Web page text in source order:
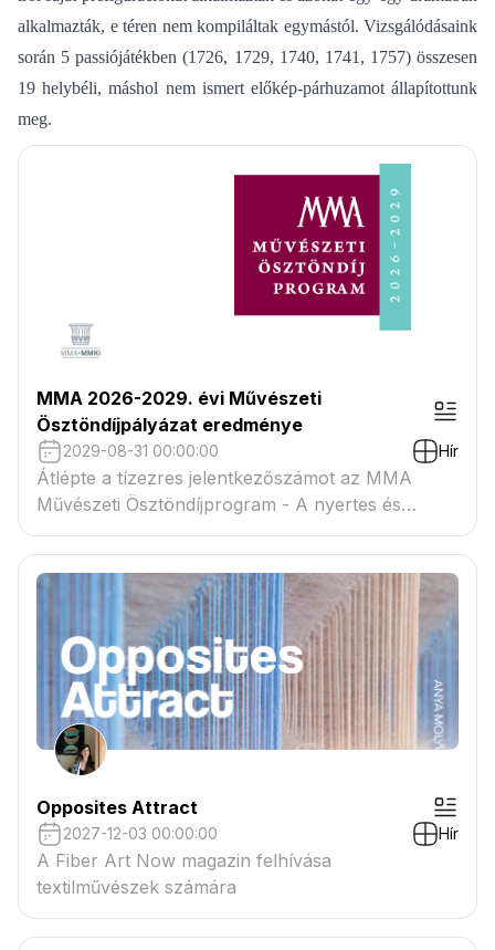
alkalmazták, e téren nem kompiláltak egymástól. Vizsgálódásaink
során 5 passiójátékben (1726, 1729, 1740, 1741, 1757) összesen
19 helybéli, máshol nem ismert előkép-párhuzamot állapítottunk
meg.
MMA 2026-2029. évi Művészeti
Ösztöndíjpályázat eredménye
2029-08-31 00:00:00 Hír
Átlépte a tízezres jelentkezőszámot az MMA
Művészeti Ösztöndíjprogram - A nyertes és
tartaléklistás pályázók névsora megtekinthető a
csatolmányban
Opposites Attract
2027-12-03 00:00:00 Hír
A Fiber Art Now magazin felhívása
textilművészek számára